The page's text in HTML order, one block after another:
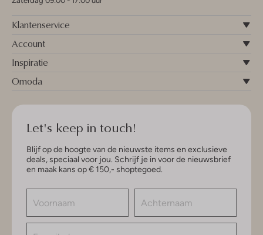
Klantenservice
Account
Inspiratie
Omoda
Let's keep in touch!
Blijf op de hoogte van de nieuwste items en exclusieve
deals, speciaal voor jou. Schrijf je in voor de nieuwsbrief
en maak kans op € 150,- shoptegoed.